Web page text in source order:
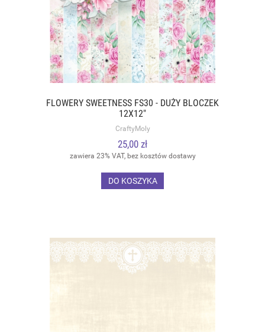
FLOWERY SWEETNESS FS30 - DUŻY BLOCZEK
12X12"
CraftyMoly
25,00 zł
zawiera 23% VAT, bez kosztów dostawy
DO KOSZYKA